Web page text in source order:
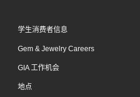
学生消费者信息
Gem & Jewelry Careers
GIA 工作机会
地点